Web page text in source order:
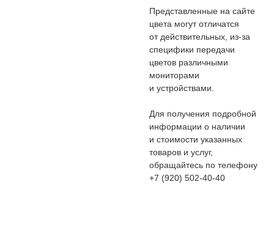
Представленные на сайте
цвета могут отличатся
от действительных, из-за
специфики передачи
цветов различными
мониторами
и устройствами.
Для получения подробной
информации о наличии
и стоимости указанных
товаров и услуг,
обращайтесь по телефону
+7 (920) 502-40-40